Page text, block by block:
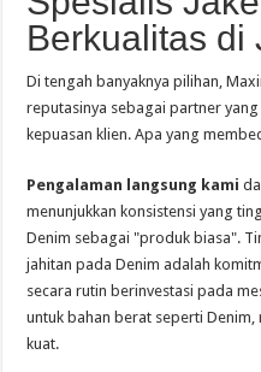
Berkualitas di
Di tengah banyaknya pilihan,
reputasinya sebagai partner
kepuasan klien. Apa yang
Pengalaman langsung kami
menunjukkan konsistensi yang
Denim sebagai "produk biasa".
jahitan pada Denim adalah
secara rutin berinvestasi pada
untuk bahan berat seperti
kuat.